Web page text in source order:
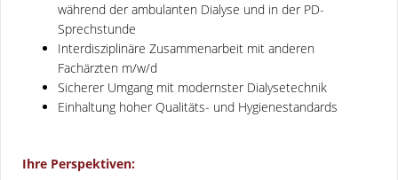
während der ambulanten Dialyse und in der PD-
Sprechstunde
Interdisziplinäre Zusammenarbeit mit anderen
Fachärzten m/w/d
Sicherer Umgang mit modernster Dialysetechnik
Einhaltung hoher Qualitäts- und Hygienestandards
Ihre Perspektiven: